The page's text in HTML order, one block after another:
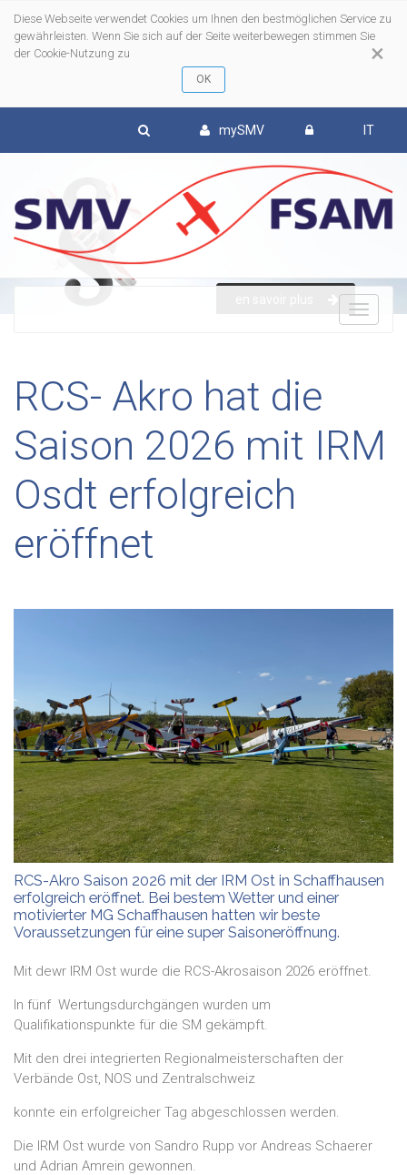
×
Diese Webseite verwendet Cookies um Ihnen den bestmöglichen Service zu
gewährleisten. Wenn Sie sich auf der Seite weiterbewegen stimmen Sie
der Cookie-Nutzung zu
mySMV IT
RCS- Akro hat die
Saison 2026 mit IRM
Osdt erfolgreich
eröffnet
RCS-Akro Saison 2026 mit der IRM Ost in Schaffhausen
erfolgreich eröffnet. Bei bestem Wetter und einer
motivierter MG Schaffhausen hatten wir beste
Voraussetzungen für eine super Saisoneröffnung.
Mit dewr IRM Ost wurde die RCS-Akrosaison 2026 eröffnet.
In fünf Wertungsdurchgängen wurden um
Qualifikationspunkte für die SM gekämpft.
Mit den drei integrierten Regionalmeisterschaften der
Verbände Ost, NOS und Zentralschweiz
konnte ein erfolgreicher Tag abgeschlossen werden.
Die IRM Ost wurde von Sandro Rupp vor Andreas Schaerer
und Adrian Amrein gewonnen.